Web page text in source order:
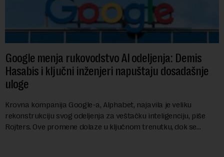
Google menja rukovodstvo AI odeljenja: Demis
Hasabis i ključni inženjeri napuštaju dosadašnje
uloge
Krovna kompanija Google-a, Alphabet, najavila je veliku
rekonstrukciju svog odeljenja za veštačku inteligenciju, piše
Rojters. Ove promene dolaze u ključnom trenutku, dok se